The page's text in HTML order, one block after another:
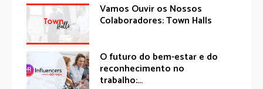
Vamos Ouvir os Nossos
Colaboradores: Town Halls
O futuro do bem-estar e do
reconhecimento no
trabalho:...